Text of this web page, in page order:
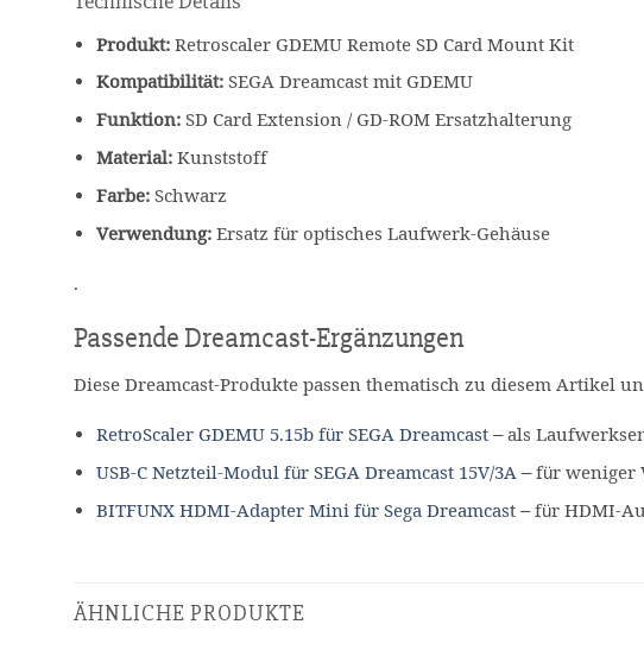
Produkt: Retroscaler GDEMU Remote SD Card Mount Kit
Kompatibilität: SEGA Dreamcast mit GDEMU
Funktion: SD Card Extension / GD-ROM Ersatzhalterung
Material: Kunststoff
Farbe: Schwarz
Verwendung: Ersatz für optisches Laufwerk-Gehäuse
.
Passende Dreamcast-Ergänzungen
Diese Dreamcast-Produkte passen thematisch zu diesem Artikel
RetroScaler GDEMU 5.15b für SEGA Dreamcast – als
USB-C Netzteil-Modul für SEGA Dreamcast 15V/3A – für weniger
BITFUNX HDMI-Adapter Mini für Sega Dreamcast – für HDMI-
ÄHNLICHE PRODUKTE